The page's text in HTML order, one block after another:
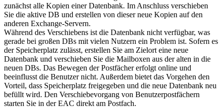
zunächst alle Kopien einer Datenbank. Im Anschluss verschieben
Sie die aktive DB und erstellen von dieser neue Kopien auf den
anderen Exchange-Servern.
Während des Verschiebens ist die Datenbank nicht verfügbar, was
gerade bei großen DBs mit vielen Nutzern ein Problem ist. Sofern es
der Speicherplatz zulässt, erstellen Sie am Zielort eine neue
Datenbank und verschieben Sie die Mailboxen aus der alten in die
neuen DBs. Das Bewegen der Postfächer erfolgt online und
beeinflusst die Benutzer nicht. Außerdem bietet das Vorgehen den
Vorteil, dass Speicherplatz freigegeben und die neue Datenbank neu
befüllt wird. Den Verschiebevorgang von Benutzerpostfächern
starten Sie in der EAC direkt am Postfach.